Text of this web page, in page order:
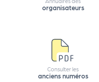
organisateurs
Consulter les
anciens numéros